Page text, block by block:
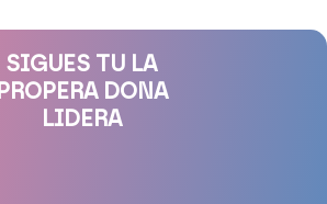
SIGUES TU LA
PROPERA DONA
LIDERA